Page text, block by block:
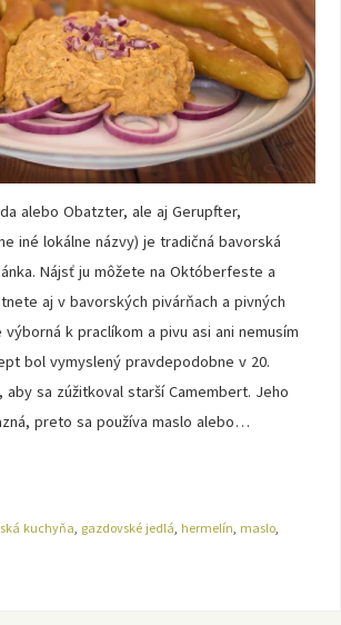
alebo Obatzter, ale aj Gerupfter,
iné lokálne názvy) je tradičná bavorská
Nájsť ju môžete na Októberfeste a
aj v bavorských pivárňach a pivných
výborná k praclíkom a pivu asi ani nemusím
bol vymyslený pravdepodobne v 20.
sa zúžitkoval starší Camembert. Jeho
preto sa používa maslo alebo…
kuchyňa, gazdovské jedlá, hermelín, maslo,